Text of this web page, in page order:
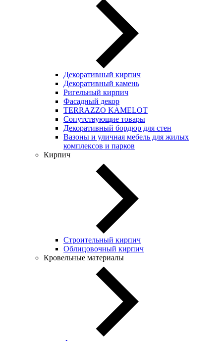
Декоративный кирпич
Декоративный камень
Ригельный кирпич
Фасадный декор
TERRAZZO KAMELOT
Сопутствующие товары
Декоративный бордюр для стен
Вазоны и уличная мебель для жилых
комплексов и парков
Кирпич
Строительный кирпич
Облицовочный кирпич
Кровельные материалы